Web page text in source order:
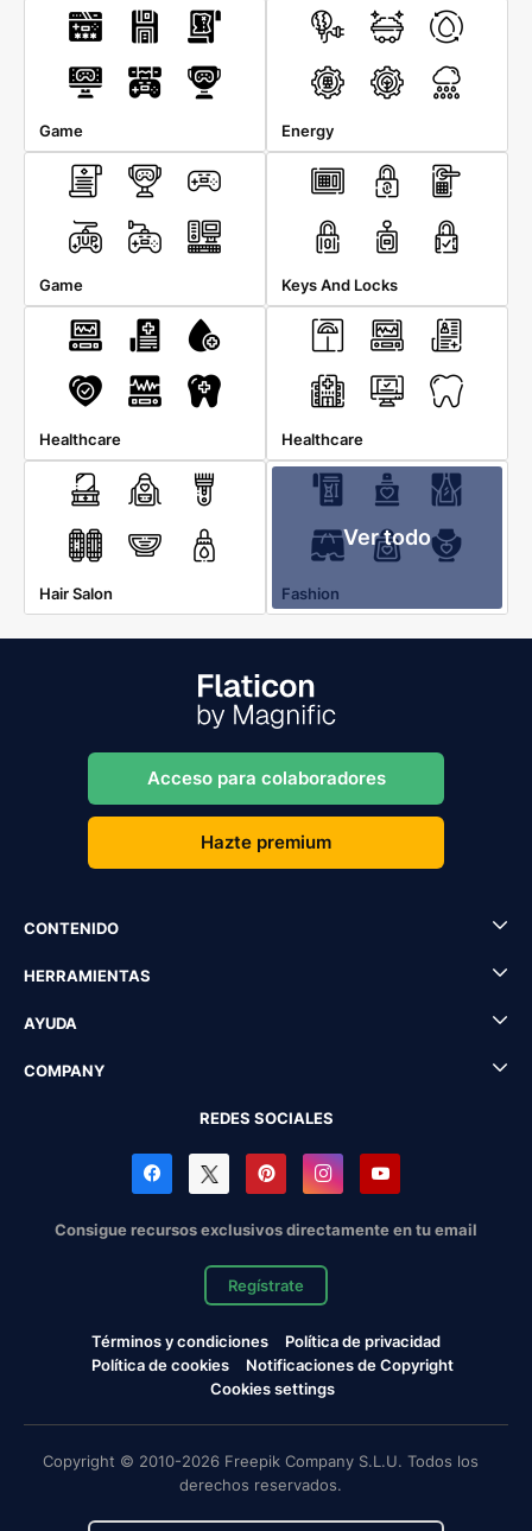
Game Energy
Game Keys And Locks
Healthcare Healthcare
Hair Salon
Ver todo
Fashion
Acceso para colaboradores
Hazte premium
CONTENIDO
HERRAMIENTAS
AYUDA
COMPANY
REDES SOCIALES
Consigue recursos exclusivos directamente en tu email
Regístrate
Términos y condiciones
Política de privacidad
Política de cookies
Notificaciones de Copyright
Cookies settings
Copyright © 2010-2026 Freepik Company S.L.U. Todos los
derechos reservados.